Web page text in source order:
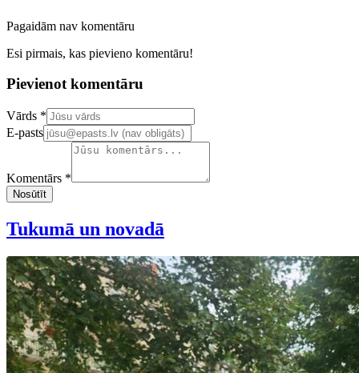
Pagaidām nav komentāru
Esi pirmais, kas pievieno komentāru!
Pievienot komentāru
Confirm your email address
Vārds *
E-pasts
Komentārs *
Nosūtīt
Tukumā un novadā